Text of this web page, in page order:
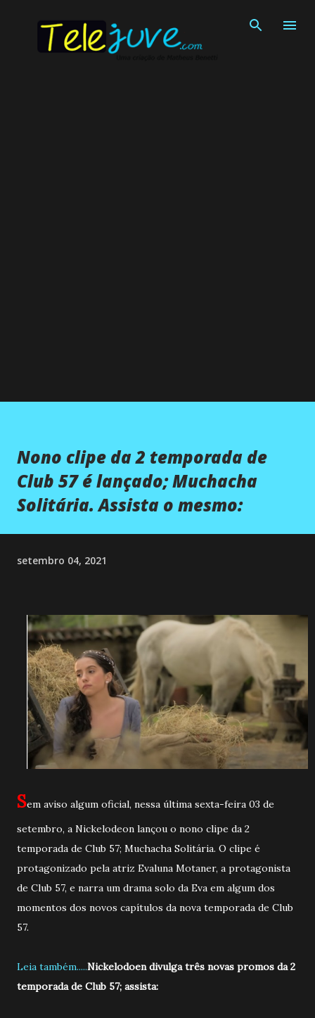
Nono clipe da 2 temporada de
Club 57 é lançado; Muchacha
Solitária. Assista o mesmo:
setembro 04, 2021
Sem aviso algum oficial, nessa última sexta-feira 03 de
setembro, a Nickelodeon lançou o nono clipe da 2
temporada de Club 57; Muchacha Solitária. O clipe é
protagonizado pela atriz Evaluna Motaner, a protagonista
de Club 57, e narra um drama solo da Eva em algum dos
momentos dos novos capítulos da nova temporada de Club
57.
Leia também.....Nickelodoen divulga três novas promos da 2
temporada de Club 57; assista: